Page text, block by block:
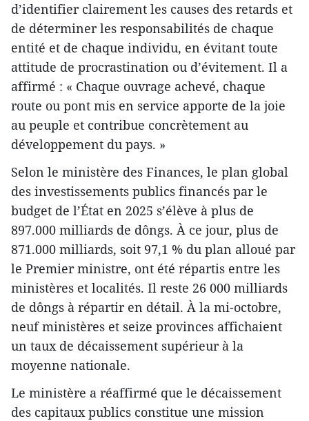
d’identifier clairement les causes des retards et
de déterminer les responsabilités de chaque
entité et de chaque individu, en évitant toute
attitude de procrastination ou d’évitement. Il a
affirmé : « Chaque ouvrage achevé, chaque
route ou pont mis en service apporte de la joie
au peuple et contribue concrètement au
développement du pays. »
Selon le ministère des Finances, le plan global
des investissements publics financés par le
budget de l’État en 2025 s’élève à plus de
897.000 milliards de dôngs. À ce jour, plus de
871.000 milliards, soit 97,1 % du plan alloué par
le Premier ministre, ont été répartis entre les
ministères et localités. Il reste 26 000 milliards
de dôngs à répartir en détail. À la mi-octobre,
neuf ministères et seize provinces affichaient
un taux de décaissement supérieur à la
moyenne nationale.
Le ministère a réaffirmé que le décaissement
des capitaux publics constitue une mission